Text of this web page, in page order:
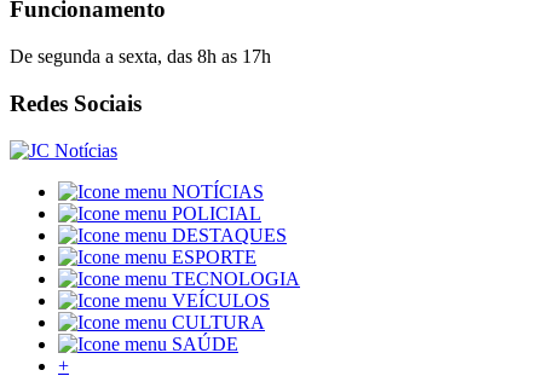
Funcionamento
De segunda a sexta, das 8h as 17h
Redes Sociais
NOTÍCIAS
POLICIAL
DESTAQUES
ESPORTE
TECNOLOGIA
VEÍCULOS
CULTURA
SAÚDE
+